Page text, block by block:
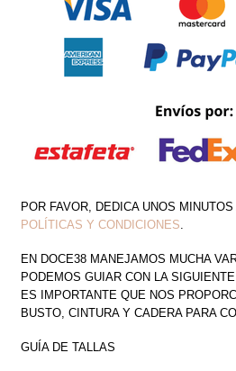
POR FAVOR, DEDICA UNOS
POLÍTICAS Y CONDICIONES.
EN DOCE38 MANEJAMOS MUCHA
PODEMOS GUIAR CON LA
ES IMPORTANTE QUE NOS
BUSTO, CINTURA Y CADERA PARA
GUÍA DE TALLAS